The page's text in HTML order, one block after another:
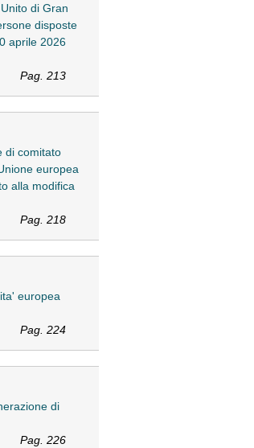
di Gran
disposte
aprile 2026
Pag. 213
di comitato
europea
alla modifica
Pag. 218
europea
Pag. 224
di
Pag. 226